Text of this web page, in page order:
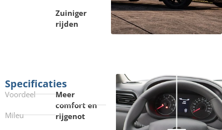
Zuiniger
rijden
Specificaties
Voordeel
Mileu
Meer
comfort en
rijgenot